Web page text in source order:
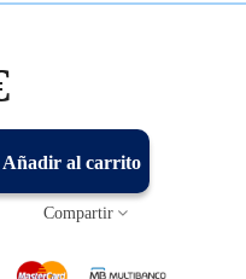
Añadir al carrito
Compartir